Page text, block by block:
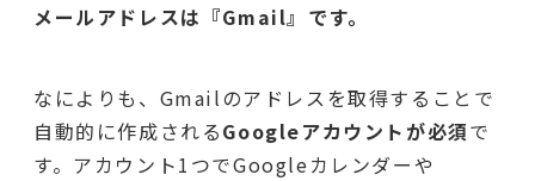
メールアドレスは『Gmail』です。
なによりも、Gmailのアドレスを取得することで
自動的に作成されるGoogleアカウントが必須で
す。アカウント1つでGoogleカレンダーや